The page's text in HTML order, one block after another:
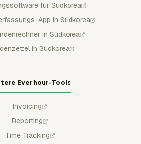
für Südkorea
App in Südkorea
in Südkorea
in Südkorea
Everhour-Tools
Invoicing
Reporting
Time Tracking